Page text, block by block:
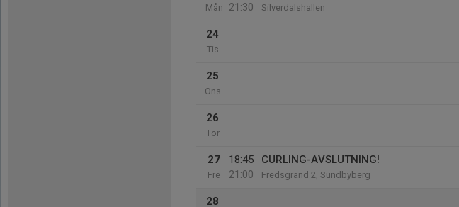
Mån
21:30
Silverdalshallen
24
Tis
25
Ons
26
Tor
27
Fre
18:45
21:00
CURLING-AVSLUTNING!
Fredsgränd 2, Sundbyberg
28